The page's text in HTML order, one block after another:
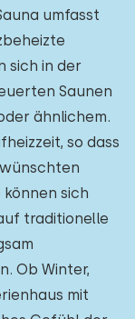
umfasst
sich in der
Saunen
ähnlichem.
so dass
sich
traditionelle
Ob Winter,
mit